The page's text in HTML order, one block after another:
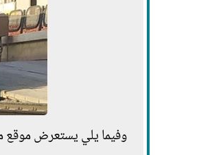
وفيما يلي يستعرض موقع